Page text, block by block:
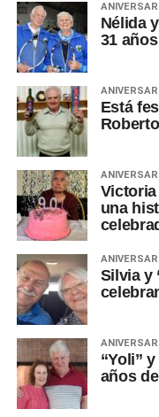
Nélida
31
Está
una
Silvia y
“Yoli”
años